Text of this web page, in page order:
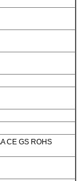
CE GS ROHS